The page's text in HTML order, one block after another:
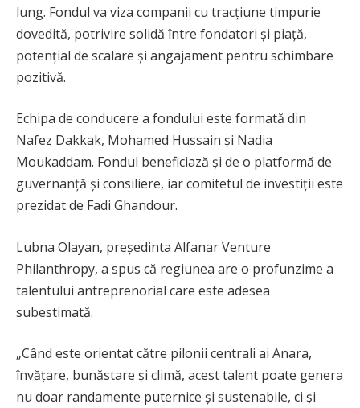
lung. Fondul va viza companii cu tracțiune timpurie
dovedită, potrivire solidă între fondatori și piață,
potențial de scalare și angajament pentru schimbare
pozitivă.
Echipa de conducere a fondului este formată din
Nafez Dakkak, Mohamed Hussain și Nadia
Moukaddam. Fondul beneficiază și de o platformă de
guvernanță și consiliere, iar comitetul de investiții este
prezidat de Fadi Ghandour.
Lubna Olayan, președinta Alfanar Venture
Philanthropy, a spus că regiunea are o profunzime a
talentului antreprenorial care este adesea
subestimată.
„Când este orientat către pilonii centrali ai Anara,
învățare, bunăstare și climă, acest talent poate genera
nu doar randamente puternice și sustenabile, ci și